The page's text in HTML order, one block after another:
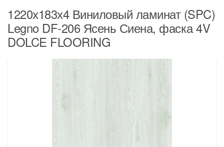
1220х183х4 Виниловый ламинат (SPC)
Legno DF-206 Ясень Сиена, фаска 4V
DOLCE FLOORING